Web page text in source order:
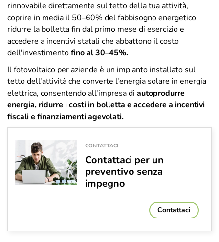
rinnovabile direttamente sul tetto della tua attività,
coprire in media il 50–60% del fabbisogno energetico,
ridurre la bolletta fin dal primo mese di esercizio e
accedere a incentivi statali che abbattono il costo
dell'investimentofino al 30–45%.
Il fotovoltaico per aziende è un impianto installato sul
tetto dell'attività che converte l'energia solare in energia
elettrica, consentendo all'impresa di autoprodurre
energia, ridurre i costi in bolletta e accedere a incentivi
fiscali e finanziamenti agevolati.
CONTATTACI
Contattaci per un
preventivo senza
impegno
Contattaci